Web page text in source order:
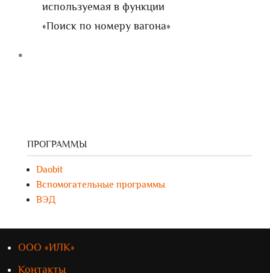
используемая в функции
«Поиск по номеру вагона»
*
ПРОГРАММЫ
Daobit
Вспомогательные программы
ВЭД
ООО «ИЛК»
Контакты